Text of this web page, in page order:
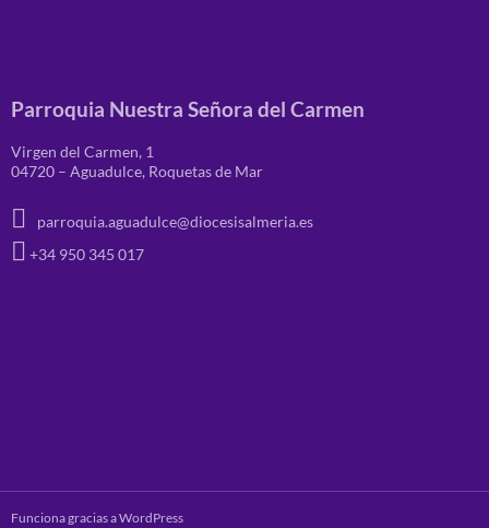
Parroquia Nuestra Señora del Carmen
Virgen del Carmen, 1
04720 – Aguadulce, Roquetas de Mar
parroquia.aguadulce@diocesisalmeria.es
+34 950 345 017
Funciona gracias a WordPress